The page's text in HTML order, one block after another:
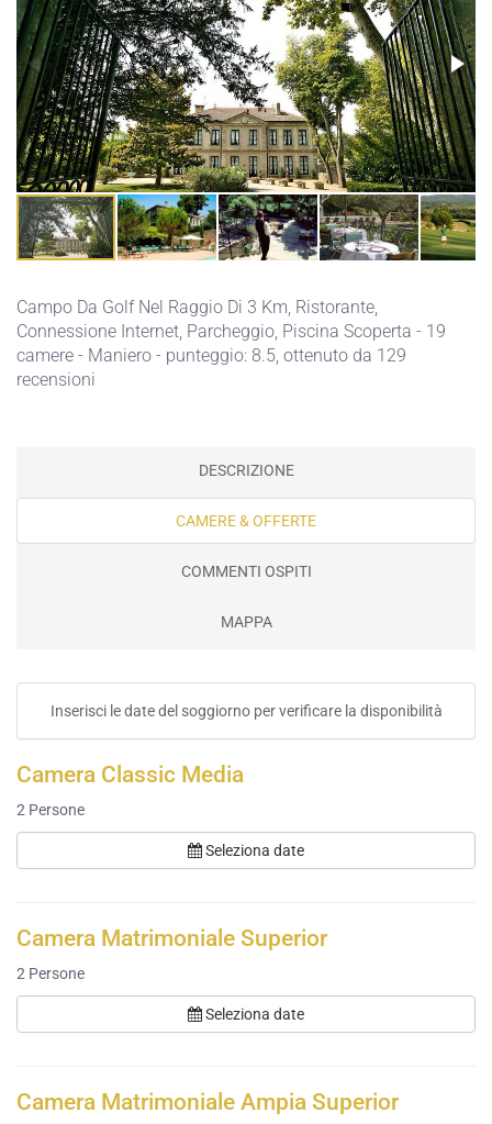
Campo Da Golf Nel Raggio Di 3 Km, Ristorante,
Connessione Internet, Parcheggio, Piscina Scoperta - 19
camere - Maniero - punteggio: 8.5, ottenuto da 129
recensioni
DESCRIZIONE
CAMERE & OFFERTE
COMMENTI OSPITI
MAPPA
Inserisci le date del soggiorno per verificare la disponibilità
Camera Classic Media
2 Persone
Seleziona date
Camera Matrimoniale Superior
2 Persone
Seleziona date
Camera Matrimoniale Ampia Superior